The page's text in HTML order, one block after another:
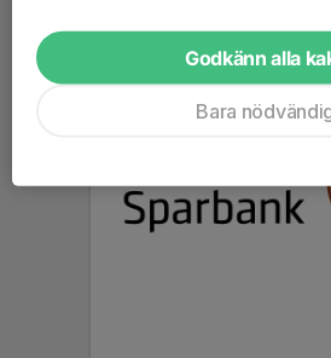
Godkänn alla
Bara